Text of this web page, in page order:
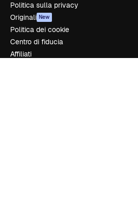
Politica sulla privacy
Originali New
Politica dei cookie
Centro di fiducia
Affiliati